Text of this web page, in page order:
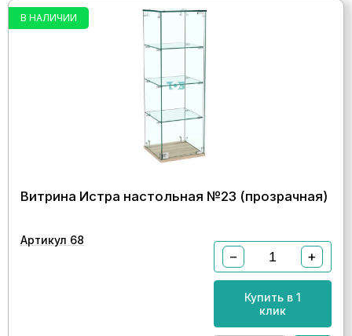
В НАЛИЧИИ
Витрина Истра настольная №23 (прозрачная)
Артикул 68
− +
Купить в 1
клик